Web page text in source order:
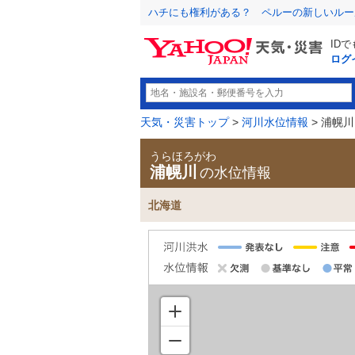
ハチにも権利がある？ ペルーの新しいル
ID
ログ
天気・災害トップ> 河川水位情報 > 浦幌川
うらほろがわ
浦幌川 の水位情報
北海道